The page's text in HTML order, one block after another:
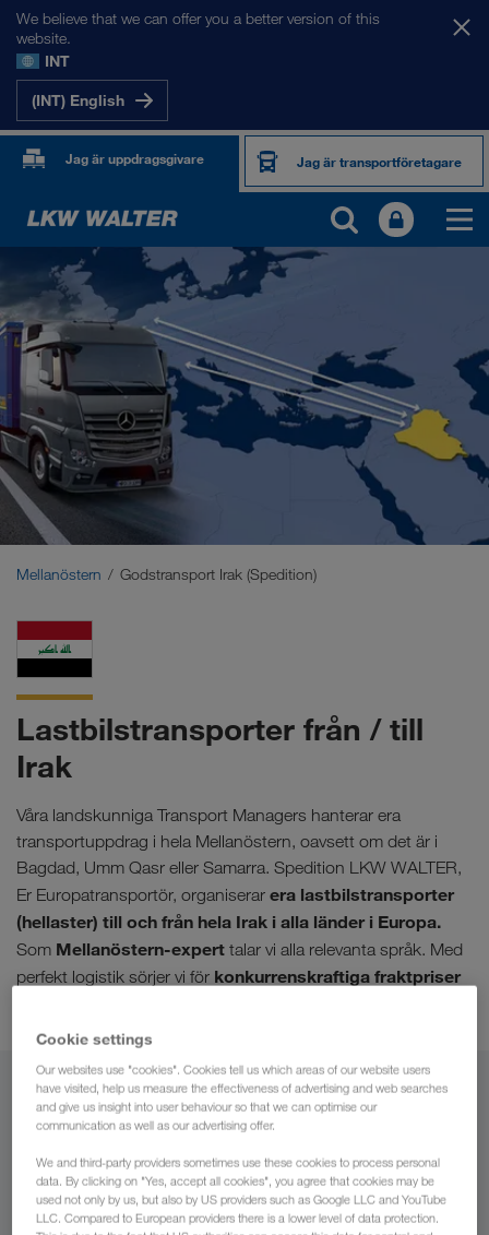
We believe that we can offer you a better version of this
website.
INT
(INT) English
Jag är uppdragsgivare Jag är transportföretagare
VÅRA MARKNADER
Europa
Centralasien
Ryssland
Mellanöstern
Mellanöstern Godstransport Irak (Spedition)
Lastbilstransporter från / till
Irak
Våra landskunniga Transport Managers hanterar era
transportuppdrag i hela Mellanöstern, oavsett om det är i
Bagdad, Umm Qasr eller Samarra. Spedition LKW WALTER,
Er Europatransportör, organiserar era lastbilstransporter
(hellaster) till och från hela Irak i alla länder i Europa.
Som Mellanöstern-expert talar vi alla relevanta språk. Med
perfekt logistik sörjer vi för konkurrenskraftiga fraktpriser
Från
Cookie settings
Our websites use "cookies". Cookies tell us which areas of our website users
have visited, help us measure the effectiveness of advertising and web searches
and give us insight into user behaviour so that we can optimise our
communication as well as our advertising offer.
We and third-party providers sometimes use these cookies to process personal
data. By clicking on "Yes, accept all cookies", you agree that cookies may be
used not only by us, but also by US providers such as Google LLC and YouTube
LLC. Compared to European providers there is a lower level of data protection.